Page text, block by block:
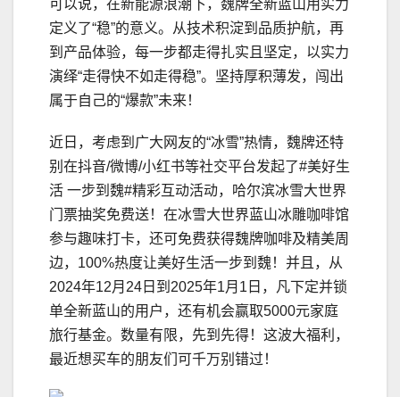
可以说，在新能源浪潮下，魏牌全新蓝山用实力
定义了“稳”的意义。从技术积淀到品质护航，再
到产品体验，每一步都走得扎实且坚定，以实力
演绎“走得快不如走得稳”。坚持厚积薄发，闯出
属于自己的“爆款”未来！
近日，考虑到广大网友的“冰雪”热情，魏牌还特
别在抖音/微博/小红书等社交平台发起了#美好生
活 一步到魏#精彩互动活动，哈尔滨冰雪大世界
门票抽奖免费送！在冰雪大世界蓝山冰雕咖啡馆
参与趣味打卡，还可免费获得魏牌咖啡及精美周
边，100%热度让美好生活一步到魏！并且，从
2024年12月24日到2025年1月1日，凡下定并锁
单全新蓝山的用户，还有机会赢取5000元家庭
旅行基金。数量有限，先到先得！这波大福利，
最近想买车的朋友们可千万别错过！